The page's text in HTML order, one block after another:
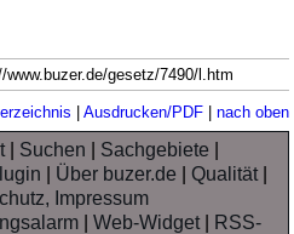
www.buzer.de/gesetz/7490/l.htm
| Ausdrucken/PDF| nach oben
| Suchen Sachgebiete
Über buzer.de |Qualität|
Impressum
|Web-Widget|
RSS-